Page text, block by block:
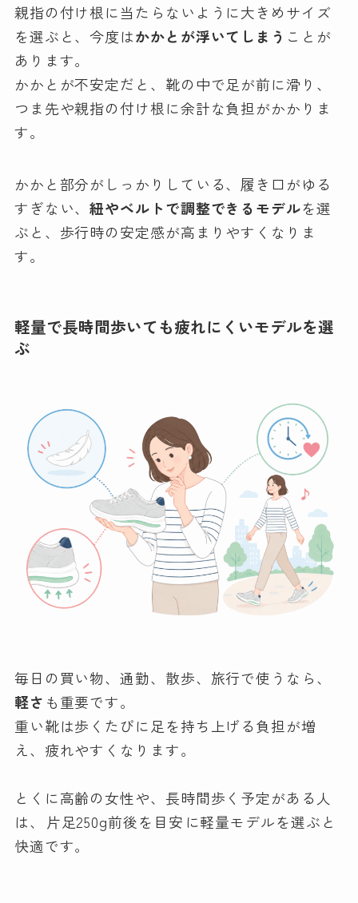
親指の付け根に当たらないように大きめサイズ
を選ぶと、今度はかかとが浮いてしまう ことが
あります。
かかとが不安定だと、靴の中で足が前に滑り、
つま先や親指の付け根に余計な負担がかかりま
す。
かかと部分がしっかりしている、履き口がゆる
すぎない、紐やベルトで調整できるモデルを選
ぶと、歩行時の安定感が高まりやすくなりま
す。
軽量で長時間歩いても疲れにくいモデルを選
ぶ
毎日の買い物、通勤、散歩、旅行で使うなら、
軽さ も重要です。
重い靴は歩くたびに足を持ち上げる負担が増
え、疲れやすくなります。
とくに高齢の女性や、長時間歩く予定がある人
は、
片足250g前後を目安 に軽量モデルを選ぶと
快適です。